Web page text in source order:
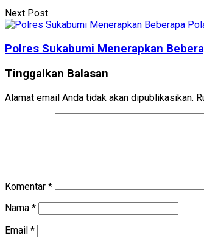
Next Post
Polres Sukabumi Menerapkan
Tinggalkan Balasan
Alamat email Anda tidak akan dipublikasikan.
Komentar *
Nama *
Email *